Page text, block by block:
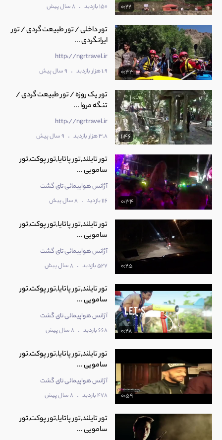
0:22 150 بازدید . 8 سال پیش
0:43
تور داخلی / تور طبیعت گردی / تور
ایرانگردی ...
http://ngrtravel.ir
1.9 هزار بازدید . 9 سال پیش
1:46
تور یک روزه / تور طبیعت گردی /
تنگه مروا ...
http://ngrtravel.ir
3.8 هزار بازدید . 9 سال پیش
0:34
تور تایلند,تور پاتایا,تور پوکت,تور
سامویی ...
آژانس هواپیمائی تای گشت
116 بازدید . 8 سال پیش
0:25
تور تایلند,تور پاتایا,تور پوکت,تور
سامویی ...
آژانس هواپیمائی تای گشت
527 بازدید . 8 سال پیش
0:28
تور تایلند,تور پاتایا,تور پوکت,تور
سامویی ...
آژانس هواپیمائی تای گشت
668 بازدید . 8 سال پیش
0:59
تور تایلند,تور پاتایا,تور پوکت,تور
سامویی ...
آژانس هواپیمائی تای گشت
478 بازدید . 8 سال پیش
تور تایلند,تور پاتایا,تور پوکت,تور
سامویی ...